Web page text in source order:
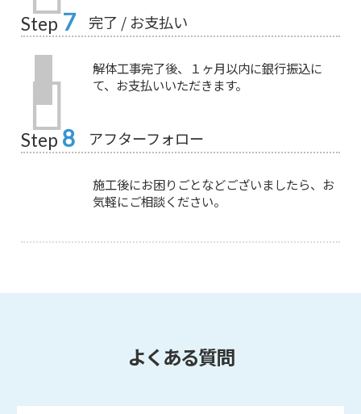
Step 7 完了 / お支払い
解体工事完了後、１ヶ月以内に銀行振込に
て、お支払いいただきます。
Step 8 アフターフォロー
施工後にお困りごとなどございましたら、お
気軽にご相談ください。
よくある質問